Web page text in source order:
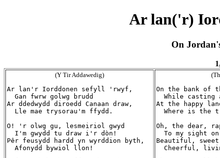
Ar lan('r)
On
(Y Tir Addawedig)
Ar lan'r Iorddonen sefyll 'rwyf,
  Gan fwrw golwg brudd
Ar ddedwydd diroedd Canaan draw,
  Lle mae trysorau'm ffydd.
O! 'r olwg gu, lesmeiriol gwyd
  I'm gwydd tu draw i'r dòn!
Pêr feusydd hardd yn wyrddion byth,
  Afonydd bywiol llon!
On the bank of
While casting
At the happy
Where is the
Oh, the dear,
To my sight
Beautiful,
Cheerful,